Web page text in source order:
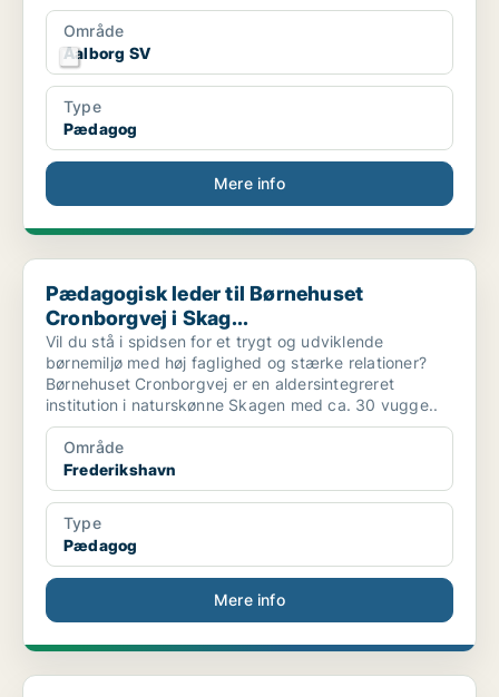
Område
Aalborg SV
Type
Pædagog
Mere info
Pædagogisk leder til Børnehuset Cronborgvej i Skag...
Pædagogisk leder til Børnehuset
Cronborgvej i Skag...
Vil du stå i spidsen for et trygt og udviklende
børnemiljø med høj faglighed og stærke relationer?
Børnehuset Cronborgvej er en aldersintegreret
institution i naturskønne Skagen med ca. 30 vugge..
Område
Frederikshavn
Type
Pædagog
Mere info
Daginstitutionen Damgården søger 2 pædagoger til V...